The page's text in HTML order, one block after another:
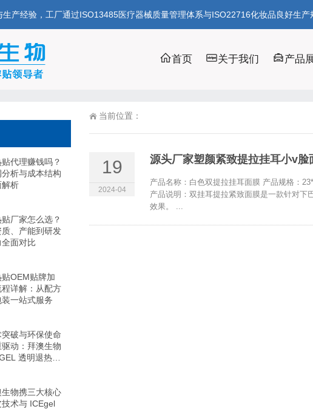
生产经验，工厂通过ISO13485医疗器械质量管理体系与ISO22716化妆品良好生
首页 关于我们 产品
当前位置：
19
2024-04
源头厂家塑颜紧致提拉挂耳小v
产品名称：白色双提拉挂耳面膜 产品规格：
产品说明：双挂耳提拉紧致面膜是一款针对下
效果。 ...
代理赚钱吗？
析与成本结构
解析
厂家怎么选？
质、产能到研发
全面对比
OEM贴牌加
程详解：从配方
一站式服务
破与环保使命
动：拜澳生物
透明退热贴
生物携三大核心
技术与 ICEgel